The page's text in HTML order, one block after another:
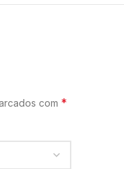
com *